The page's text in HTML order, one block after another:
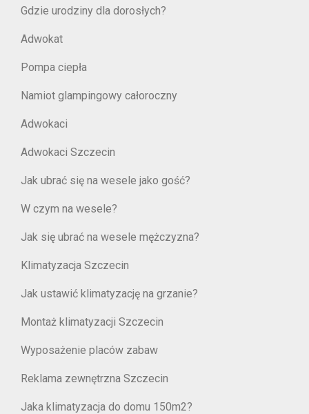
Gdzie urodziny dla dorosłych?
Adwokat
Pompa ciepła
Namiot glampingowy całoroczny
Adwokaci
Adwokaci Szczecin
Jak ubrać się na wesele jako gość?
W czym na wesele?
Jak się ubrać na wesele mężczyzna?
Klimatyzacja Szczecin
Jak ustawić klimatyzację na grzanie?
Montaż klimatyzacji Szczecin
Wyposażenie placów zabaw
Reklama zewnętrzna Szczecin
Jaka klimatyzacja do domu 150m2?